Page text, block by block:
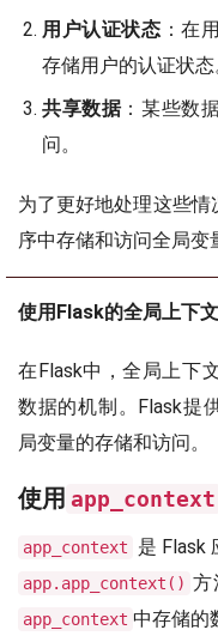
用户认证状态 ：在
存储用户的认证状态
共享数据：某些数
问。
为了更好地处理这些
序中存储和访问全局变
使用Flask的全局上下文
在Flask中，全局上下
数据的机制。Flask提
局变量的存储和访问。
使用 app_context
app_context 是
app.app_context() 方
app_context 中存储的